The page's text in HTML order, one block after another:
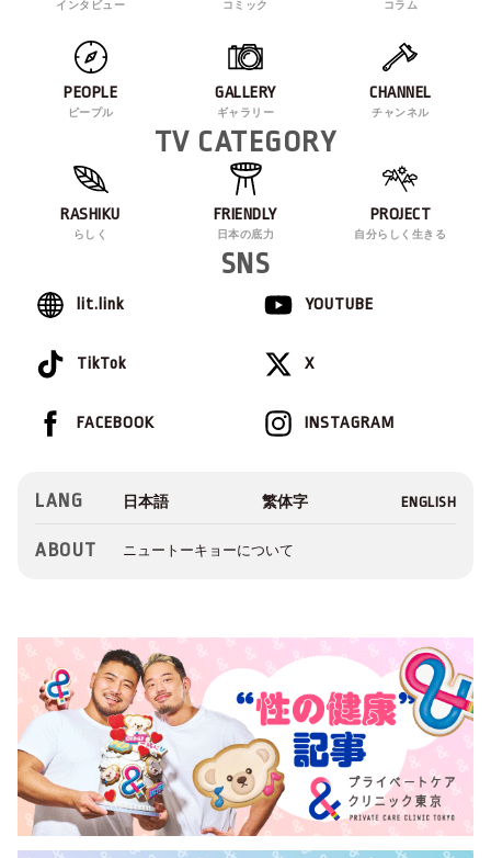
インタビュー コミック コラム
PEOPLE
ピープル
GALLERY
ギャラリー
CHANNEL
チャンネル
TV CATEGORY
RASHIKU
らしく
FRIENDLY
日本の底力
PROJECT
自分らしく生きる
SNS
lit.link YOUTUBE
TikTok X
INSTAGRAM
FACEBOOK
LANG
ABOUT ニュートーキョーについて